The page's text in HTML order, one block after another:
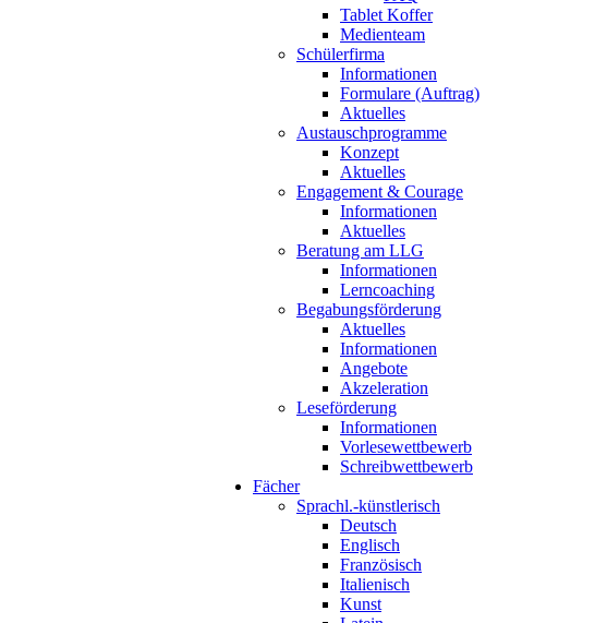
Tablet Koffer
Medienteam
Schülerfirma
Informationen
Formulare (Auftrag)
Aktuelles
Austauschprogramme
Konzept
Aktuelles
Engagement & Courage
Informationen
Aktuelles
Beratung am LLG
Informationen
Lerncoaching
Begabungsförderung
Aktuelles
Informationen
Angebote
Akzeleration
Leseförderung
Informationen
Vorlesewettbewerb
Schreibwettbewerb
Fächer
Sprachl.-künstlerisch
Deutsch
Englisch
Französisch
Italienisch
Kunst